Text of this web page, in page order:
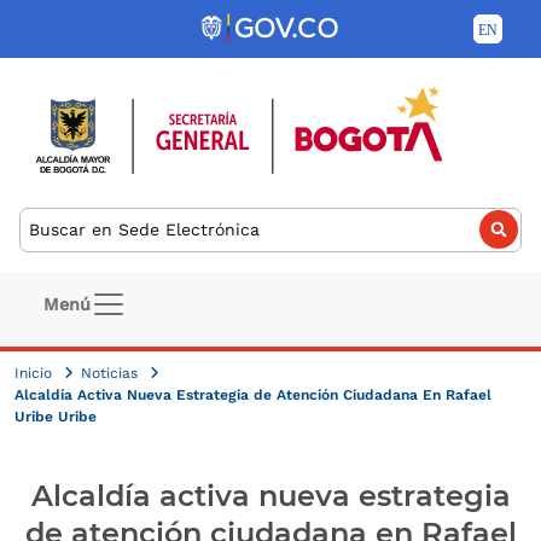
Pasar al contenido principal
Buscar
Navegación principal
Menú
Inicio
Noticias
Alcaldía Activa Nueva Estrategia de Atención Ciudadana En Rafael
Uribe Uribe
Alcaldía activa nueva estrategia
de atención ciudadana en Rafael